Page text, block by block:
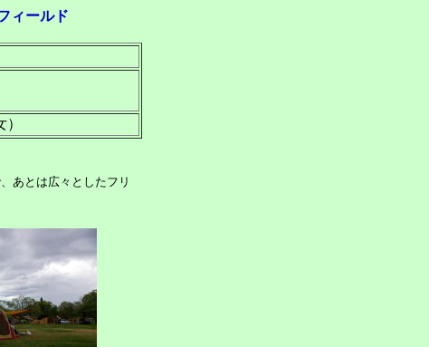
ィールド
あとは広々としたフリ